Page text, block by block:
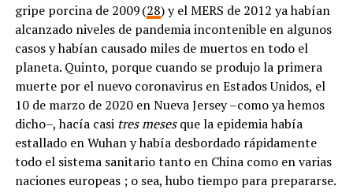
gripe porcina de 2009 (28) y el MERS de 2012 ya habían
alcanzado niveles de pandemia incontenible en algunos
casos y habían causado miles de muertos en todo el
planeta. Quinto, porque cuando se produjo la primera
muerte por el nuevo coronavirus en Estados Unidos, el
10 de marzo de 2020 en Nueva Jersey –como ya hemos
dicho–, hacía casi tres mesesque la epidemia había
estallado en Wuhan y había desbordado rápidamente
todo el sistema sanitario tanto en China como en varias
naciones europeas ; o sea, hubo tiempo para prepararse.